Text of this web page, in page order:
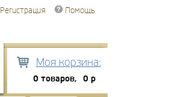
Регистрация Помощь
Моя корзина:
0 товаров, 0 р